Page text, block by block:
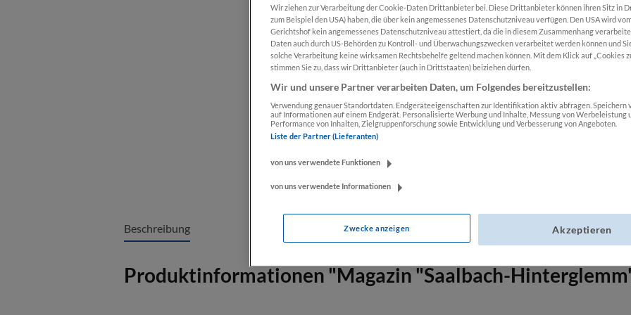
Produkt
Produktnummer:
Beschreibung
Produktinformationen "Magazin "Saalbach-
Wir ziehen zur Verarbeitung der Cookie-Daten Drittanbieter bei. Diese Drittanbieter können ihren Sitz in
zum Beispiel den USA) haben, die über kein angemessenes Datenschutzniveau verfügen. Den USA wird
Gerichtshof kein angemessenes Datenschutzniveau attestiert, da die in diesem Zusammenhang
Daten auch durch US-Behörden zu Kontroll- und Überwachungszwecken verarbeitet werden können und
solche Verarbeitung keine wirksamen Rechtsbehelfe geltend machen können. Mit dem Klick auf „Cookies
stimmen Sie zu, dass wir Drittanbieter (auch in Drittstaaten) beiziehen dürfen.
Wir und unsere Partner verarbeiten Daten, um Folgendes bereitzustellen:
Verwendung genauer Standortdaten. Endgeräteeigenschaften zur Identifikation aktiv abfragen. Speichern
auf Informationen auf einem Endgerät. Personalisierte Werbung und Inhalte, Messung von Werbeleistung
Performance von Inhalten, Zielgruppenforschung sowie Entwicklung und Verbesserung von Angeboten.
Liste der Partner (Lieferanten)
von uns verwendete Funktionen
von uns verwendete Informationen
Zwecke anzeigen Akzeptieren